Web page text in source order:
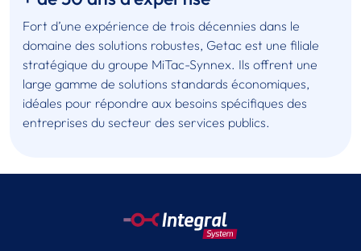
Fort d’une expérience de trois décennies dans le
domaine des solutions robustes, Getac est une filiale
stratégique du groupe MiTac-Synnex. Ils offrent une
large gamme de solutions standards économiques,
idéales pour répondre aux besoins spécifiques des
entreprises du secteur des services publics.